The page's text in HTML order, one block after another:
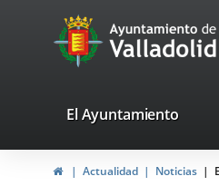
Portal
Web
Ayuntamiento
de
valladolid.es
El Ayuntamiento
HomeActualidad Noticias